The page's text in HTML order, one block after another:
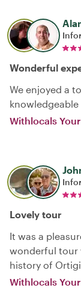
Wonderful
We enjoyed a
Withlocals
Lovely tour
It was a
wonderful tour
history of
Withlocals